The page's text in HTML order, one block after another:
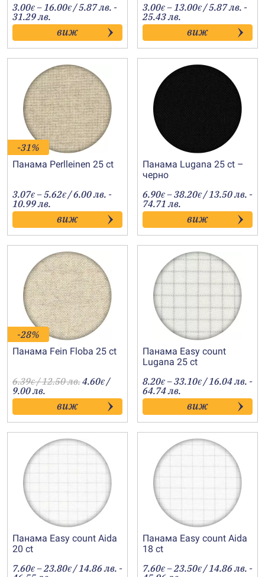
3.00€ –16.00€Price
range:
3.00€
through
16.00€
/ 5.87 лв. -
31.29 лв.
виж
3.00€ –13.00€Price
range:
3.00€
through
13.00€
/ 5.87 лв. -
25.43 лв.
виж
-31%
Панама Perlleinen 25 ct
3.07€ –5.62€Price
range:
3.07€
through
5.62€
/ 6.00 лв. -
10.99 лв.
виж
Панама Lugana 25 ct –
черно
6.90€ –38.20€Price
range:
6.90€
through
38.20€
/ 13.50 лв. -
74.71 лв.
виж
-28%
Панама Fein Floba 25 ct
6.39€/ 12.50 лв.4.60€ /
9.00 лв.
виж
Панама Easy count
Lugana 25 ct
8.20€ –33.10€Price
range:
8.20€
through
33.10€
/ 16.04 лв. -
64.74 лв.
виж
Панама Easy count Aida
20 ct
7.60€ –23.80€Price
/ 14.86 лв. -
Панама Easy count Aida
18 ct
7.60€ –23.50€Price
/ 14.86 лв. -